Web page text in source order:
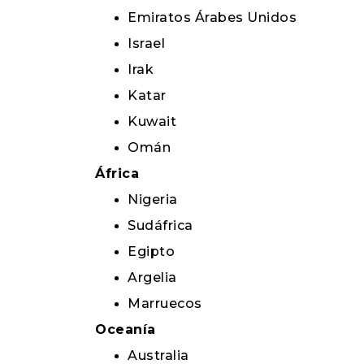
Emiratos Árabes Unidos
Israel
Irak
Katar
Kuwait
Omán
África
Nigeria
Sudáfrica
Egipto
Argelia
Marruecos
Oceanía
Australia